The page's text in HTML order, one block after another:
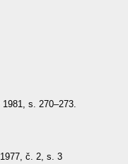
1981, s. 270–273.
č. 2, s. 3